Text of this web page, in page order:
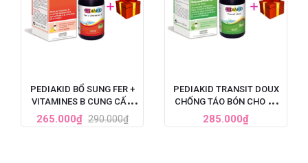
PEDIAKID BỔ SUNG FER +
VITAMINES B CUNG CẤP
SẮT VÀ VITAMIN B CHO
TRẺ, 125ML
265.000₫ 290.000₫
PEDIAKID TRANSIT DOUX
CHỐNG TÁO BÓN CHO BÉ
TỪ 6 THÁNG TUỔI, 125ML
285.000₫